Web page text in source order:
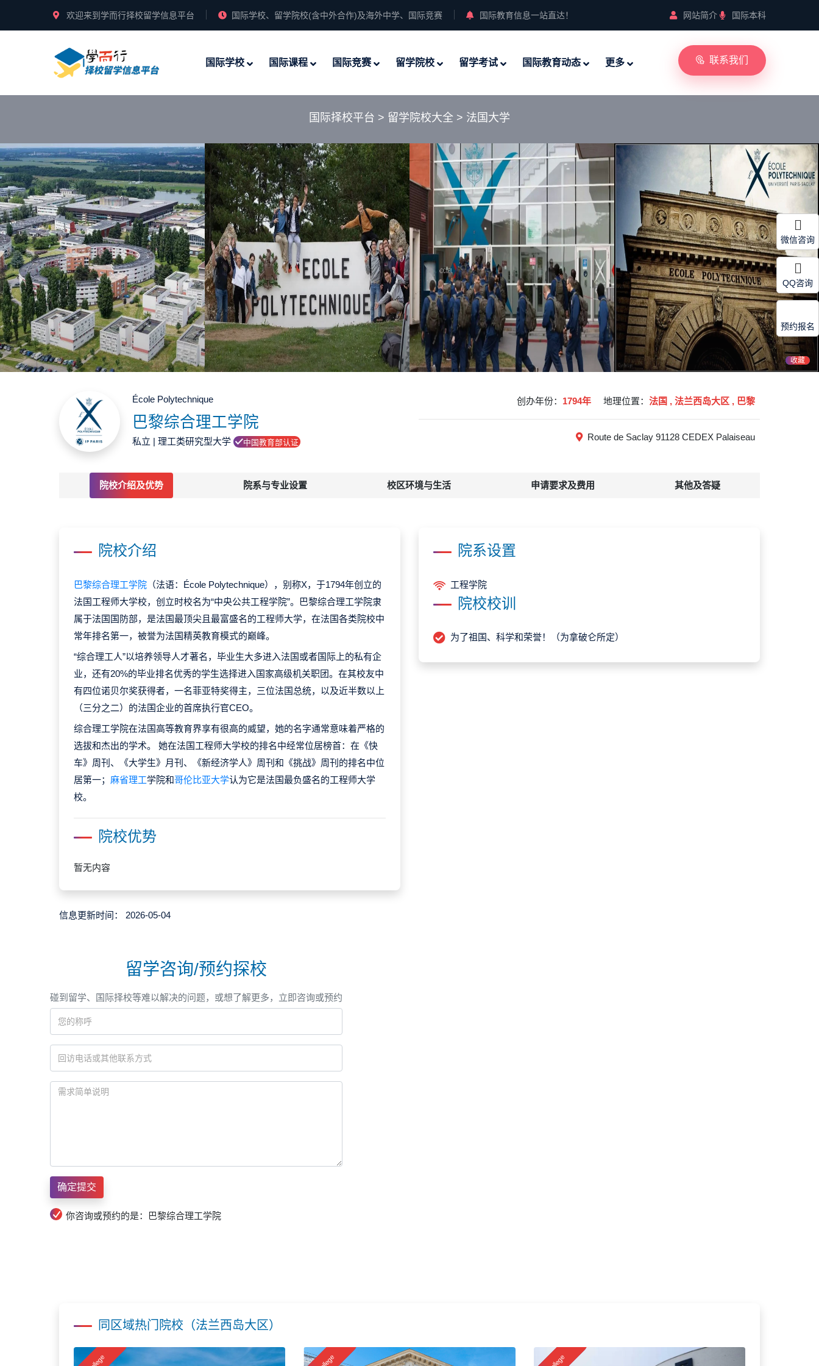
欢迎来到学而行择校留学信息平台 国际学校、留学院校(含中外合作)及海外中学、国际竞赛 国际教育信息一站直达！ 网站简介 国际本科
国际学校 国际课程 国际竞赛 留学院校 留学考试 国际教育动态 更多 联系我们
国际择校平台 > 留学院校大全 > 法国大学
收藏
École Polytechnique
巴黎综合理工学院
私立 | 理工类研究型大学 中国教育部认证
创办年份： 1794年 地理位置： 法国 , 法兰西岛大区 , 巴黎
Route de Saclay 91128 CEDEX Palaiseau
院校介绍及优势 院系与专业设置 校区环境与生活 申请要求及费用 其他及答疑
院校介绍
巴黎综合理工学院 （法语：École Polytechnique），别称X，于1794年创立的
法国工程师大学校，创立时校名为“中央公共工程学院”。巴黎综合理工学院隶
属于法国国防部，是法国最顶尖且最富盛名的工程师大学，在法国各类院校中
常年排名第一，被誉为法国精英教育模式的巅峰。
“综合理工人”以培养领导人才著名，毕业生大多进入法国或者国际上的私有企
业，还有20%的毕业排名优秀的学生选择进入国家高级机关职团。在其校友中
有四位诺贝尔奖获得者，一名菲亚特奖得主，三位法国总统，以及近半数以上
（三分之二）的法国企业的首席执行官CEO。
综合理工学院在法国高等教育界享有很高的威望，她的名字通常意味着严格的
选拔和杰出的学术。 她在法国工程师大学校的排名中经常位居榜首：在《快
车》周刊、《大学生》月刊、《新经济学人》周刊和《挑战》周刊的排名中位
居第一； 麻省理工学院和哥伦比亚大学认为它是法国最负盛名的工程师大学
校。
院校优势
暂无内容
院系设置
工程学院
院校校训
为了祖国、科学和荣誉！（为拿破仑所定）
信息更新时间： 2026-05-04
留学咨询/预约探校
碰到留学、国际择校等难以解决的问题，或想了解更多，立即咨询或预约
你咨询或预约的是：巴黎综合理工学院
同区域热门院校（法兰西岛大区）
微信咨询
QQ咨询
预约报名